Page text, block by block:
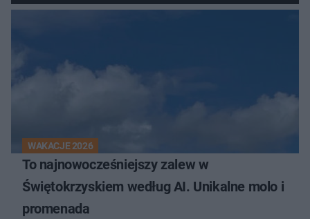
WAKACJE 2026
To najnowocześniejszy zalew w
Świętokrzyskiem według AI. Unikalne molo i
promenada